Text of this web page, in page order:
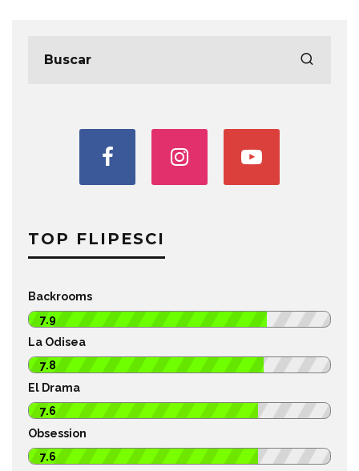
TOP FLIPESCI
Backrooms
7.9
La Odisea
7.8
El Drama
7.6
Obsession
7.6